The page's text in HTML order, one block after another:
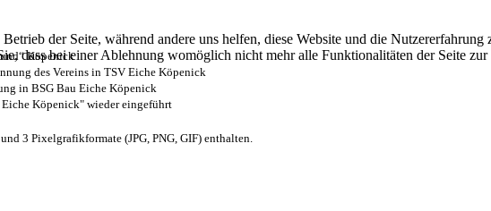
der Seite, während andere uns helfen, diese Website und die
dass bei einer Ablehnung womöglich nicht mehr alle Funktionalitäten der Seite
Köpenick
des Vereins in TSV Eiche Köpenick
in BSG Bau Eiche Köpenick
Köpenick" wieder eingeführt
3 Pixelgrafikformate (JPG, PNG, GIF) enthalten.